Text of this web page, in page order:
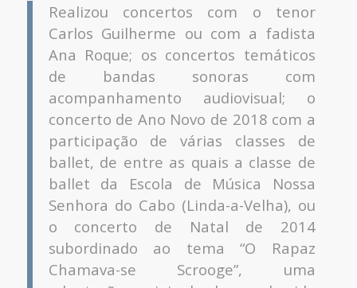
Realizou concertos com o tenor
Carlos Guilherme ou com a fadista
Ana Roque; os concertos temáticos
de bandas sonoras com
acompanhamento audiovisual; o
concerto de Ano Novo de 2018 com a
participação de várias classes de
ballet, de entre as quais a classe de
ballet da Escola de Música Nossa
Senhora do Cabo (Linda-a-Velha), ou
o concerto de Natal de 2014
subordinado ao tema “O Rapaz
Chamava-se Scrooge”, uma